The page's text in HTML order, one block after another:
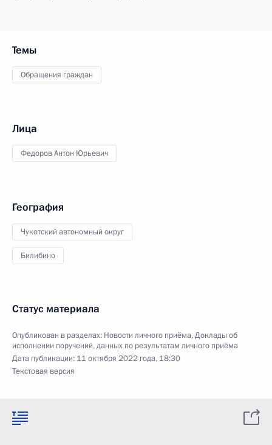
Темы
Обращения граждан
Лица
Федоров Антон Юрьевич
География
Чукотский автономный округ
Билибино
Статус материала
Опубликован в разделах: Новости личного приёма,Доклады об
исполнении поручений, данных по результатам личного приёма
Дата публикации: 11 октября 2022 года, 18:30
Текстовая версия